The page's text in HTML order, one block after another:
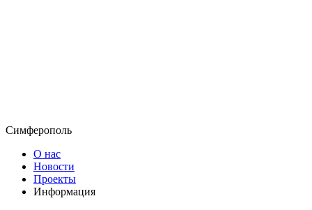
Симферополь
О нас
Новости
Проекты
Информация